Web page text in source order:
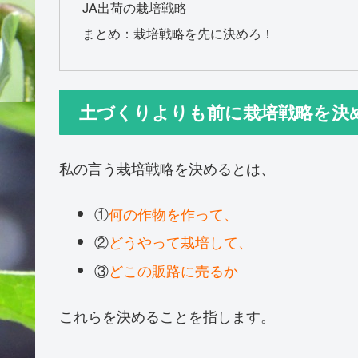
JA出荷の栽培戦略
まとめ：栽培戦略を先に決めろ！
土づくりよりも前に栽培戦略を決
私の言う栽培戦略を決めるとは、
①何の作物を作って、
②どうやって栽培して、
③どこの販路に売るか
これらを決めることを指します。